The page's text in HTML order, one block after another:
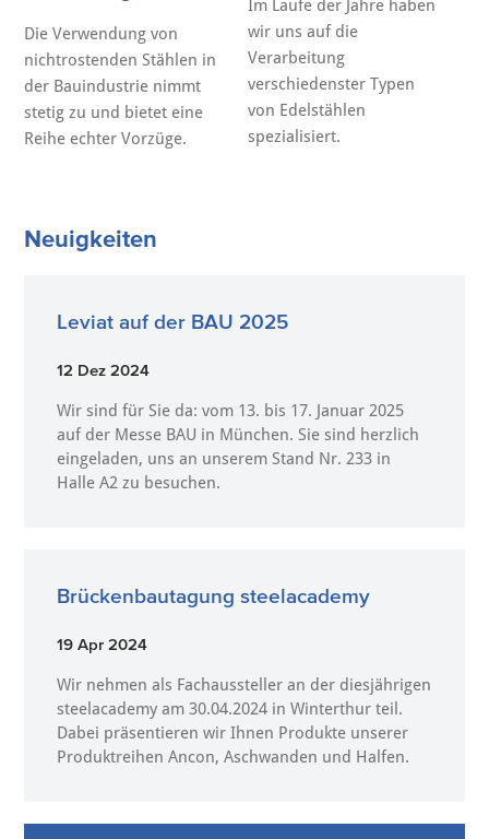
Die Verwendung von
nichtrostenden Stählen in
der Bauindustrie nimmt
stetig zu und bietet eine
Reihe echter Vorzüge.
Im Laufe der Jahre haben
wir uns auf die
Verarbeitung
verschiedenster Typen
von Edelstählen
spezialisiert.
Neuigkeiten
Leviat auf der BAU 2025
12 Dez 2024
Wir sind für Sie da: vom 13. bis 17. Januar 2025
auf der Messe BAU in München. Sie sind herzlich
eingeladen, uns an unserem Stand Nr. 233 in
Halle A2 zu besuchen.
Brückenbautagung steelacademy
19 Apr 2024
Wir nehmen als Fachaussteller an der diesjährigen
steelacademy am 30.04.2024 in Winterthur teil.
Dabei präsentieren wir Ihnen Produkte unserer
Produktreihen Ancon, Aschwanden und Halfen.